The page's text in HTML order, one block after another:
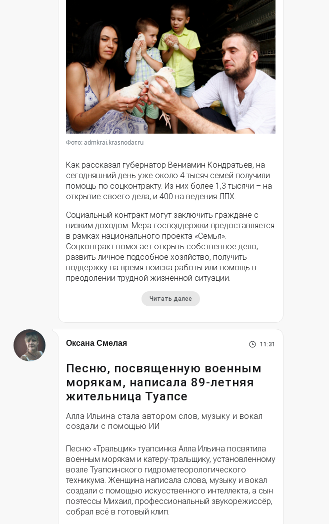
Фото: admkrai.krasnodar.ru
Как рассказал губернатор Вениамин Кондратьев, на
сегодняшний день уже около 4 тысяч семей получили
помощь по соцконтракту. Из них более 1,3 тысячи – на
открытие своего дела, и 400 на ведения ЛПХ.
Социальный контракт могут заключить граждане с
низким доходом. Мера господдержки предоставляется
в рамках национального проекта «Семья».
Соцконтракт помогает открыть собственное дело,
развить личное подсобное хозяйство, получить
поддержку на время поиска работы или помощь в
преодолении трудной жизненной ситуации.
Читать далее
Оксана Смелая 11:31
Песню, посвященную военным
морякам, написала 89-летняя
жительница Туапсе
Алла Ильина стала автором слов, музыку и вокал
создали с помощью ИИ
Песню «Тральщик» туапсинка Алла Ильина посвятила
военным морякам и катеру-тральщику, установленному
возле Туапсинского гидрометеорологического
техникума. Женщина написала слова, музыку и вокал
создали с помощью искусственного интеллекта, а сын
поэтессы Михаил, профессиональный звукорежиссёр,
собрал всё в готовый клип.